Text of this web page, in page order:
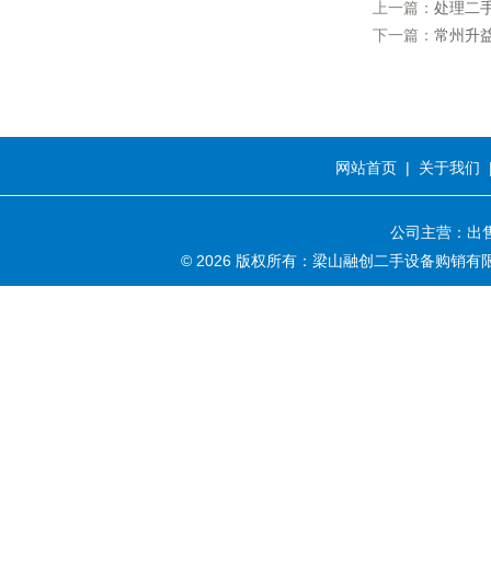
上一篇： 处理二
下一篇： 常州升
网站首页 | 关于我们
公司主营：出
© 2026 版权所有：梁山融创二手设备购销